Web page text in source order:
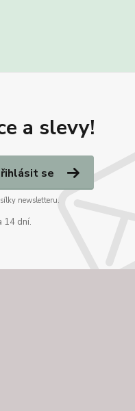
a slevy!
se
newsletteru.
14 dní.